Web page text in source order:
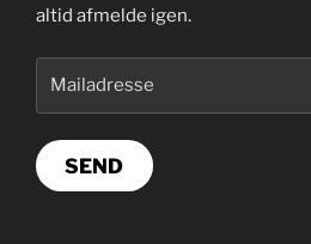
altid afmelde igen.
SEND